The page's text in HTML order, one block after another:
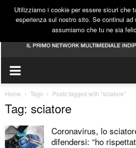
Home Tags Posts tagged with "sciatore"
Tag: sciatore
Coronavirus, lo
difendersi: “ho
Utilizziamo i cookie per essere sicuri che
esperienza sul nostro sito. Se continui
assumiamo che tu ne sia